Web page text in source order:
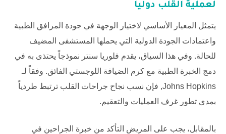
لعملية القلب دولياً
يتمثل المعيار الأساسي لاختيار الوجهة في جودة المرافق الطبية
واعتمادات الجودة الدولية التي يحملها المستشفى المضيف
للحالة. وفي هذا السياق، يقدم فلوريا سنتر نموذجاً يحتذى به في
دمج الخبرة الطبية مع كرم الضيافة اللوجستي الفائق. وفقاً لـ
Johns Hopkins, فإن نسب نجاح جراحات القلب ترتبط طردياً
بمدى تطور غرف العمليات والتعقيم.
بالمقابل، يجب على المريض التأكد من خبرة الجراحين في